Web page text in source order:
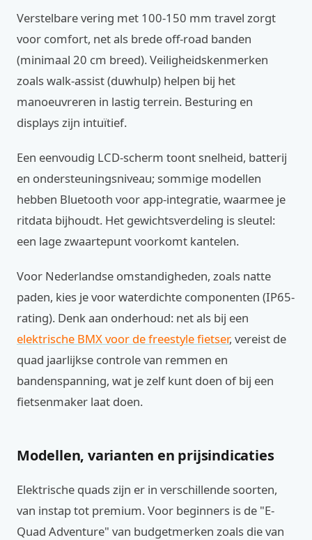
Verstelbare vering met 100-150 mm travel zorgt
voor comfort, net als brede off-road banden
(minimaal 20 cm breed). Veiligheidskenmerken
zoals walk-assist (duwhulp) helpen bij het
manoeuvreren in lastig terrein. Besturing en
displays zijn intuïtief.
Een eenvoudig LCD-scherm toont snelheid, batterij
en ondersteuningsniveau; sommige modellen
hebben Bluetooth voor app-integratie, waarmee je
ritdata bijhoudt. Het gewichtsverdeling is sleutel:
een lage zwaartepunt voorkomt kantelen.
Voor Nederlandse omstandigheden, zoals natte
paden, kies je voor waterdichte componenten (IP65-
rating). Denk aan onderhoud: net als bij een
elektrische BMX voor de freestyle fietser, vereist de
quad jaarlijkse controle van remmen en
bandenspanning, wat je zelf kunt doen of bij een
fietsenmaker laat doen.
Modellen, varianten en prijsindicaties
Elektrische quads zijn er in verschillende soorten,
van instap tot premium. Voor beginners is de "E-
Quad Adventure" van budgetmerken zoals die van